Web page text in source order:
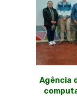
Agência